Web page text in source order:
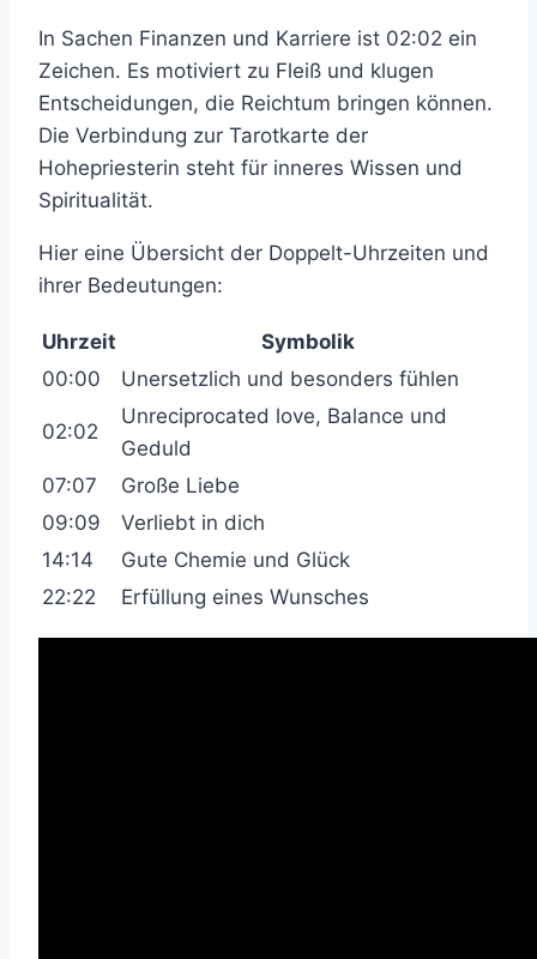
In Sachen Finanzen und Karriere ist 02:02 ein
Zeichen. Es motiviert zu Fleiß und klugen
Entscheidungen, die Reichtum bringen können.
Die Verbindung zur Tarotkarte der
Hohepriesterin steht für inneres Wissen und
Spiritualität.
Hier eine Übersicht der Doppelt-Uhrzeiten und
ihrer Bedeutungen:
Uhrzeit
Symbolik
00:00
Unersetzlich und besonders fühlen
02:02
Unreciprocated love, Balance und
Geduld
07:07
Große Liebe
09:09
Verliebt in dich
14:14
Gute Chemie und Glück
22:22
Erfüllung eines Wunsches